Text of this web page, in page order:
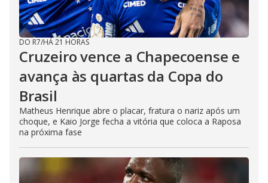
DO R7/HÁ 21 HORAS
Cruzeiro vence a Chapecoense e
avança às quartas da Copa do
Brasil
Matheus Henrique abre o placar, fratura o nariz após um
choque, e Kaio Jorge fecha a vitória que coloca a Raposa
na próxima fase